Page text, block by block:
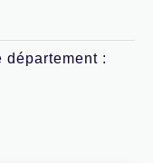
département :